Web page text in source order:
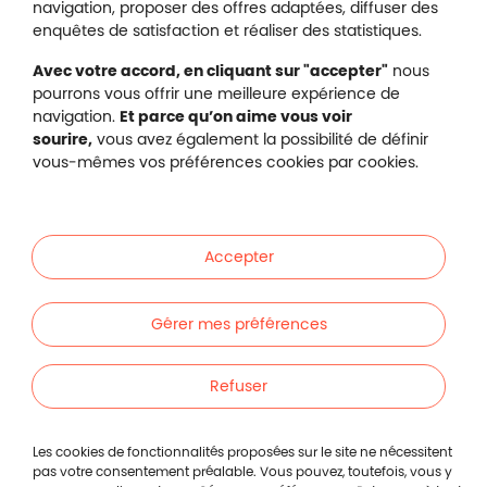
Gestion des cookies
Malakoff Humanis sur Facebook
Malakoff Humanis sur YouTube
Malakoff Humanis sur X
Malakoff Humanis
Malakoff Humanis à vos côtés.
Particuliers
Entreprises
navigation, proposer des offres adaptées, diffuser des
enquêtes de satisfaction et réaliser des statistiques.
Avec votre accord, en cliquant sur "accepter" nous
pourrons vous offrir une meilleure expérience de
navigation. Et parce qu’on aime vous voir
sourire, vous avez également la possibilité de définir
vous-mêmes vos préférences cookies par cookies.
Les cookies de fonctionnalités proposées sur le site ne nécessitent
pas votre consentement préalable. Vous pouvez, toutefois, vous y
Refuser
Gérer mes préférences
Accepter